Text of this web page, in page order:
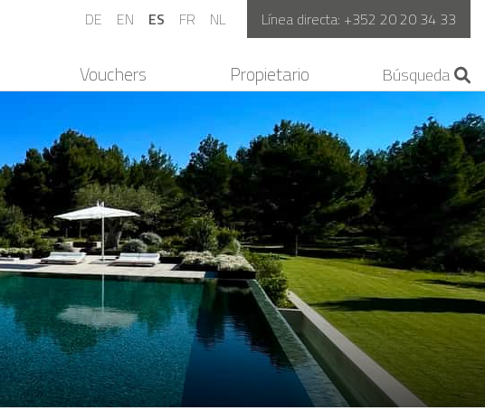
DE EN ES FR NL Línea directa: +352 20 20 34 33
Vouchers Propietario